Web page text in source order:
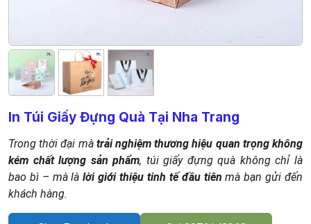
In Túi Giấy Đựng Quà Tại Nha Trang
Trong thời đại mà trải nghiệm thương hiệu quan trọng không
kém chất lượng sản phẩm, túi giấy đựng quà không chỉ là
bao bì – mà làlời giới thiệu tinh tế đầu tiên mà bạn gửi đến
khách hàng.